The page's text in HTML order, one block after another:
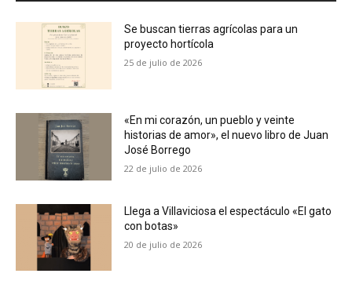
Se buscan tierras agrícolas para un
proyecto hortícola
25 de julio de 2026
«En mi corazón, un pueblo y veinte
historias de amor», el nuevo libro de Juan
José Borrego
22 de julio de 2026
Llega a Villaviciosa el espectáculo «El gato
con botas»
20 de julio de 2026